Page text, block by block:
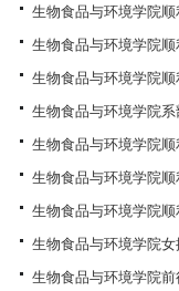
生物食品与环境学院
生物食品与环境学院
生物食品与环境学院
生物食品与环境学院
生物食品与环境学院
生物食品与环境学院顺
生物食品与环境学院顺
生物食品与环境学院
生物食品与环境学院